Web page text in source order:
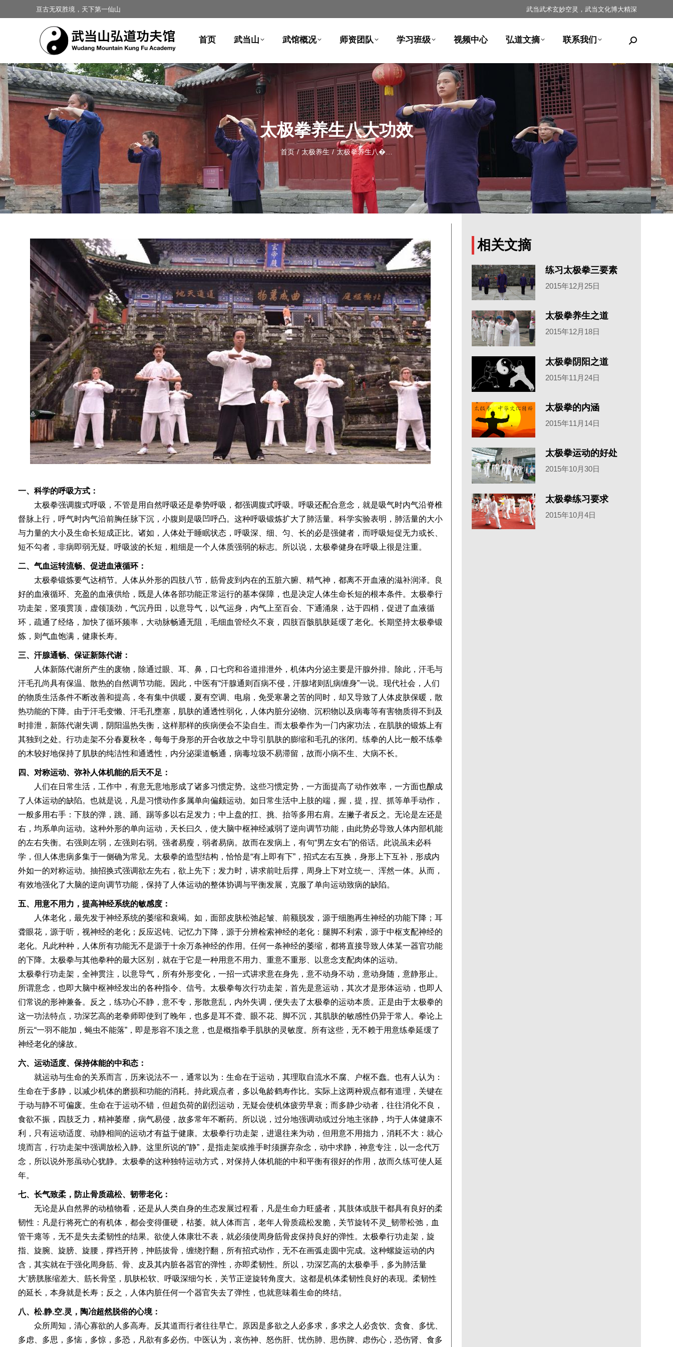
亘古无双胜境，天下第一仙山 武当武术玄妙空灵，武当文化博大精深
首页 武当山 武馆概况 师资团队 学习班级 视频中心 弘道文摘 联系我们
太极拳养生八大功效
您在这里： 首页 太极养生 太极拳养生八�…
一、科学的呼吸方式：
太极拳强调腹式呼吸，不管是用自然呼吸还是拳势呼吸，都强调腹式呼吸。呼吸还配合意念，就是吸气时内气沿脊椎
督脉上行，呼气时内气沿前胸任脉下沉，小腹则是吸凹呼凸。这种呼吸锻炼扩大了肺活量。科学实验表明，肺活量的大小
与力量的大小及生命长短成正比。诸如，人体处于睡眠状态，呼吸深、细、匀、长的必是强健者，而呼吸短促无力或长、
短不勾者，非病即弱无疑。呼吸波的长短，粗细是一个人体质强弱的标志。所以说，太极拳健身在呼吸上很是注重。
二、气血运转流畅、促进血液循环：
太极拳锻炼要气达梢节。人体从外形的四肢八节，筋骨皮到内在的五脏六腑、精气神，都离不开血液的滋补润泽。良
好的血液循环、充盈的血液供给，既是人体各部功能正常运行的基本保障，也是决定人体生命长短的根本条件。太极拳行
功走架，竖项贯顶，虚领顶劲，气沉丹田，以意导气，以气运身，内气上至百会、下通涌泉，达于四梢，促进了血液循
环，疏通了经络，加快了循环频率，大动脉畅通无阻，毛细血管经久不衰，四肢百骸肌肤延缓了老化。长期坚持太极拳锻
炼，则气血饱满，健康长寿。
三、汗腺通畅、保证新陈代谢：
人体新陈代谢所产生的废物，除通过眼、耳、鼻，口七窍和谷道排泄外，机体内分泌主要是汗腺外排。除此，汗毛与
汗毛孔尚具有保温、散热的自然调节功能。因此，中医有“汗腺通则百病不侵，汗腺堵则乱病缠身”一说。现代社会，人们
的物质生活条件不断改善和提高，冬有集中供暖，夏有空调、电扇，免受寒暑之苦的同时，却又导致了人体皮肤保暖，散
热功能的下降。由于汗毛变懒、汗毛孔壅塞，肌肤的通透性弱化，人体内脏分泌物、沉积物以及病毒等有害物质得不到及
时排泄，新陈代谢失调，阴阳温热失衡，这样那样的疾病便会不染自生。而太极拳作为一门内家功法，在肌肤的锻炼上有
其独到之处。行功走架不分春夏秋冬，每每于身形的开合收放之中导引肌肤的膨缩和毛孔的张闭。练拳的人比一般不练拳
的木较好地保持了肌肤的纯洁性和通透性，内分泌渠道畅通，病毒垃圾不易滞留，故而小病不生、大病不长。
四、对称运动、弥补人体机能的后天不足：
人们在日常生活，工作中，有意无意地形成了诸多习惯定势。这些习惯定势，一方面提高了动作效率，一方面也酿成
了人体运动的缺陷。也就是说，凡是习惯动作多属单向偏颇运动。如日常生活中上肢的端，握，提，捏、抓等单手动作，
一般多用右手：下肢的弹，跳、踊、踢等多以右足发力；中上盘的扛、挑、抬等多用右肩。左撇子者反之。无论是左还是
右，均系单向运动。这种外形的单向运动，天长曰久，使大脑中枢神经减弱了逆向调节功能，由此势必导致人体内部机能
的左右失衡。右强则左弱，左强则右弱。强者易瘦，弱者易病。故而在发病上，有句“男左女右”的俗话。此说虽未必科
学，但人体患病多集于一侧确为常见。太极拳的造型结构，恰恰是“有上即有下”，招式左右互换，身形上下互补，形成内
外如一的对称运动。抽招换式强调欲左先右，欲上先下；发力时，讲求前吐后撑，周身上下对立统一、浑然一体。从而，
有效地强化了大脑的逆向调节功能，保持了人体运动的整体协调与平衡发展，克服了单向运动致病的缺陷。
五、用意不用力，提高神经系统的敏感度：
人体老化，最先发于神经系统的萎缩和衰竭。如，面部皮肤松弛起皱、前额脱发，源于细胞再生神经的功能下降；耳
聋眼花，源于听，视神经的老化；反应迟钝、记忆力下降，源于分辨检索神经的老化：腿脚不利索，源于中枢支配神经的
老化。凡此种种，人体所有功能无不是源于十余万条神经的作用。任何一条神经的萎缩，都将直接导致人体某一器官功能
的下降。太极拳与其他拳种的最大区别，就在于它是一种用意不用力、重意不重形、以意念支配肉体的运动。
太极拳行功走架，全神贯注，以意导气，所有外形变化，一招一式讲求意在身先，意不动身不动，意动身随，意静形止。
所谓意念，也即大脑中枢神经发出的各种指令、信号。太极拳每次行功走架，首先是意运动，其次才是形体运动，也即人
们常说的形神兼备。反之，练功心不静，意不专，形散意乱，内外失调，便失去了太极拳的运动本质。正是由于太极拳的
这一功法特点，功深艺高的老拳师即使到了晚年，也多是耳不聋、眼不花、脚不沉，其肌肤的敏感性仍异于常人。拳论上
所云“一羽不能加，蝇虫不能落”，即是形容不顶之意，也是概指拳手肌肤的灵敏度。所有这些，无不赖于用意练拳延缓了
神经老化的缘故。
六、运动适度、保持体能的中和态：
就运动与生命的关系而言，历来说法不一，通常以为：生命在于运动，其理取自流水不腐、户枢不蠢。也有人认为：
生命在于多静，以减少机体的磨损和功能的消耗。持此观点者，多以龟龄鹤寿作比。实际上这两种观点都有道理，关键在
于动与静不可偏废。生命在于运动不错，但超负荷的剧烈运动，无疑会使机体疲劳早衰；而多静少动者，往往消化不良，
食欲不振，四肢乏力，精神萎靡，病气易侵，故多常年不断药。所以说，过分地强调动或过分地主张静，均于人体健康不
利，只有运动适度、动静相间的运动才有益于健康。太极拳行功走架，进退往来为动，但用意不用拙力，消耗不大：就心
境而言，行功走架中强调放松入静。这里所说的”静”，是指走架或推手时须摒弃杂念，动中求静，神意专注，以一念代万
念，所以说外形虽动心犹静。太极拳的这种独特运动方式，对保持人体机能的中和平衡有很好的作用，故而久练可使人延
年。
七、长气致柔，防止骨质疏松、韧带老化：
无论是从自然界的动植物看，还是从人类自身的生态发展过程看，凡是生命力旺盛者，其肢体或肢干都具有良好的柔
韧性：凡是行将死亡的有机体，都会变得僵硬，枯萎。就人体而言，老年人骨质疏松发脆，关节旋转不灵_韧带松弛，血
管干瘪等，无不是失去柔韧性的结果。欲使人体康壮不表，就必须使周身筋骨皮保持良好的弹性。太极拳行功走架，旋
指、旋腕、旋膀、旋腰，撑裆开胯，抻筋拔骨，缠绕拧翻，所有招式动作，无不在画弧走圆中完成。这种螺旋运动的内
含，其实就在于强化周身筋、骨、皮及其内脏各器官的弹性，亦即柔韧性。所以，功深艺高的太极拳手，多为肺活量
大’膀胱胀缩差大、筋长骨坚，肌肤松软、呼吸深细匀长，关节正逆旋转角度大。这都是机体柔韧性良好的表现。柔韧性
的延长，本身就是长寿；反之，人体内脏任何一个器官失去了弹性，也就意味着生命的终结。
八、松.静.空.灵，陶冶超然脱俗的心境：
众所周知，清心寡欲的人多高寿。反其道而行者往往早亡。原因是多欲之人必多求，多求之人必贪饮、贪食、多忧、
多虑、多思，多恼，多惊，多恐，凡欲有多必伤。中医认为，哀伤神、怒伤肝、忧伤肺、思伤脾、虑伤心，恐伤肾、食多
相关文摘
练习太极拳三要素
2015年12月25日
太极拳养生之道
2015年12月18日
太极拳阴阳之道
2015年11月24日
太极拳的内涵
2015年11月14日
太极拳运动的好处
2015年10月30日
太极拳练习要求
2015年10月4日